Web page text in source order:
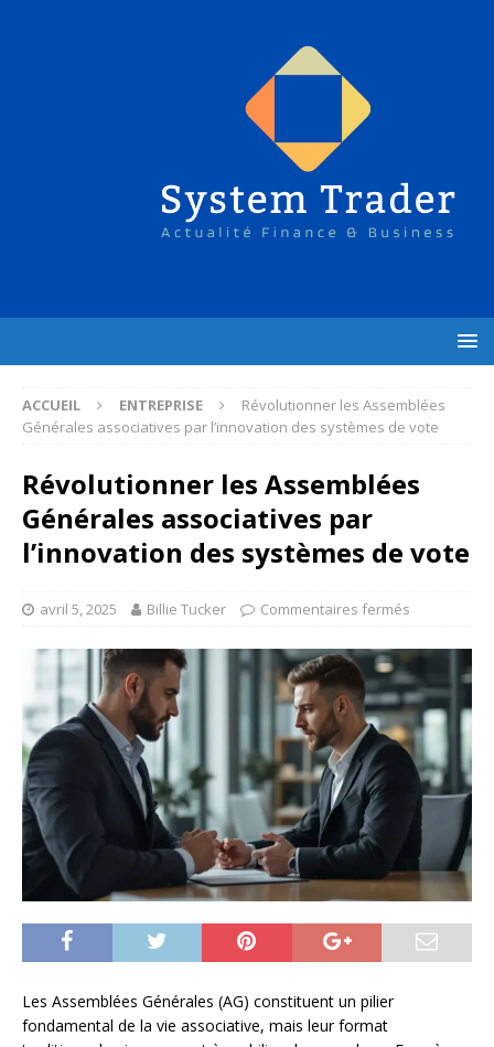
ACCUEIL ENTREPRISE
Révolutionner les Assemblées
Générales associatives par l’innovation des systèmes de vote
Révolutionner les Assemblées
Générales associatives par
l’innovation des systèmes de vote
avril 5, 2025 Billie Tucker Commentaires fermés
Les Assemblées Générales (AG) constituent un pilier
fondamental de la vie associative, mais leur format